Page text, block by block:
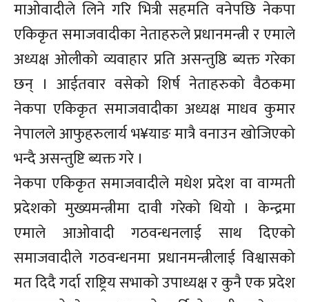
माओवादीले लिने गरि भित्री सहमति वनेपछि नेकपा
एकिकृत समाजवादीका नेताहरुले प्रधानमन्त्री र एमाले
अध्यक्ष ओलीको व्यवाहार प्रति असन्तुष्ठि ब्यक्त गरेका
छन् । आईतवार वसेको शिर्ष नेताहरुको वैठकमा
नेकपा एकिकृत समाजवादीका अध्यक्ष माधव कुमार
नेपालले आफुहरुलार्य भ¥याङ मात्रै वनाउन खोजिएको
भन्दै असन्तुष्टि ब्यक्त गरे ।
नेकपा एकिकृत समाजवादीले मधेश प्रदेश वा वाग्मती
प्रदेशको मुख्यमन्त्रीमा दावी गरेको थियो । केन्द्रमा
एमाले आओवादी गठवन्धनलाई साथ दिएको
समाजवादीले गठवन्धनमा प्रधानमन्त्रीलाई विश्वासको
मत दिदै गर्दा राष्ट्रिय सभाको उपाध्यक्ष र कुनै एक प्रदेश